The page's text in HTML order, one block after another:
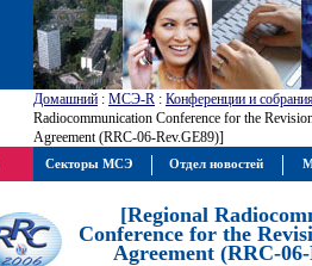
Домашний : МСЭ-R : Конференции и
Radiocommunication Conference for the
Agreement (RRC-06-Rev.GE89)]
[Regional
Conference for the
Agreement (RRC-
Секторы МСЭ Отдел новостей